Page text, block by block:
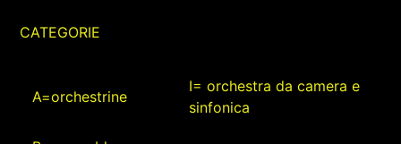
CATEGORIE
A=orchestrine
I= orchestra da camera e
sinfonica